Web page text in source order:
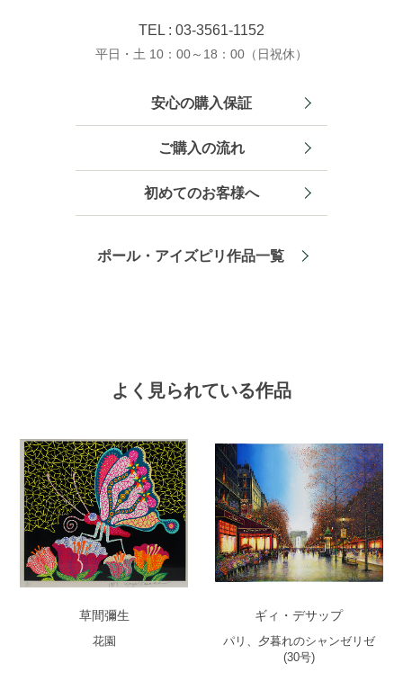
TEL : 03-3561-1152
平日・土 10：00～18：00（日祝休）
安心の購入保証
ご購入の流れ
初めてのお客様へ
ポール・アイズピリ作品一覧
よく見られている作品
草間彌生
花園
ギィ・デサップ
パリ、夕暮れのシャンゼリゼ
(30号)